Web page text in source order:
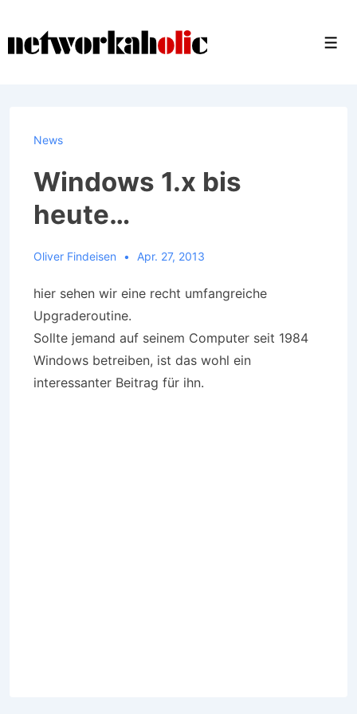
Zum
Inhalt
News
Windows 1.x bis
heute…
Oliver Findeisen Apr. 27, 2013
hier sehen wir eine recht umfangreiche
Upgraderoutine.
Sollte jemand auf seinem Computer seit 1984
Windows betreiben, ist das wohl ein
interessanter Beitrag für ihn.